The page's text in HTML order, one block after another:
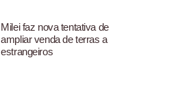
Milei faz nova tentativa de
ampliar venda de terras a
estrangeiros